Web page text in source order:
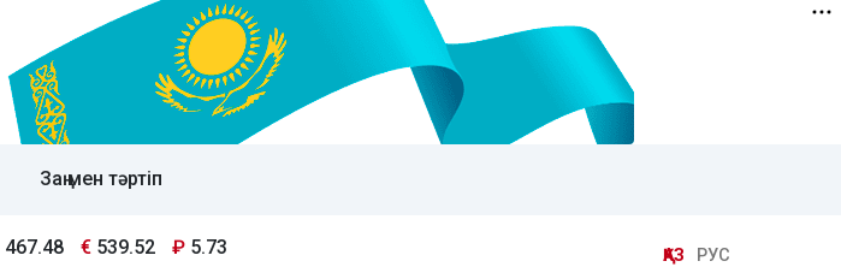
Заң мен тәртіп
467.48 € 539.52 ₽ 5.73 ҚАЗ РУС